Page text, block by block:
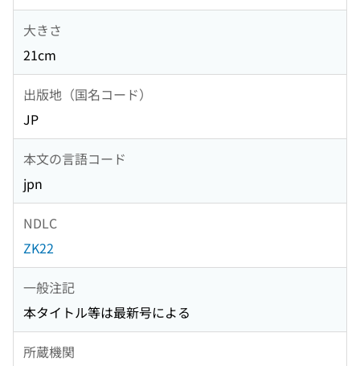
大きさ
21cm
出版地（国名コード）
JP
本文の言語コード
jpn
NDLC
ZK22
一般注記
本タイトル等は最新号による
所蔵機関